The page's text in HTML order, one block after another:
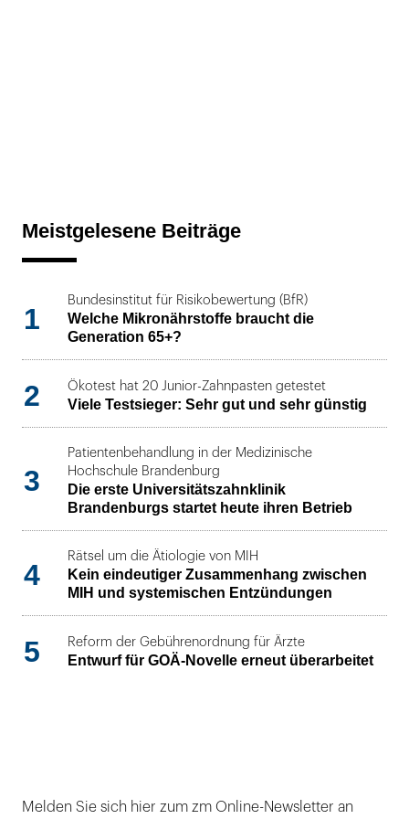
Meistgelesene Beiträge
1
Bundesinstitut für Risikobewertung (BfR)
Welche Mikronährstoffe braucht die
Generation 65+?
2 Ökotest hat 20 Junior-Zahnpasten getestet
Viele Testsieger: Sehr gut und sehr günstig
3
Patientenbehandlung in der Medizinische
Hochschule Brandenburg
Die erste Universitätszahnklinik
Brandenburgs startet heute ihren Betrieb
4
Rätsel um die Ätiologie von MIH
Kein eindeutiger Zusammenhang zwischen
MIH und systemischen Entzündungen
5 Reform der Gebührenordnung für Ärzte
Entwurf für GOÄ-Novelle erneut überarbeitet
Melden Sie sich hier zum zm Online-Newsletter an